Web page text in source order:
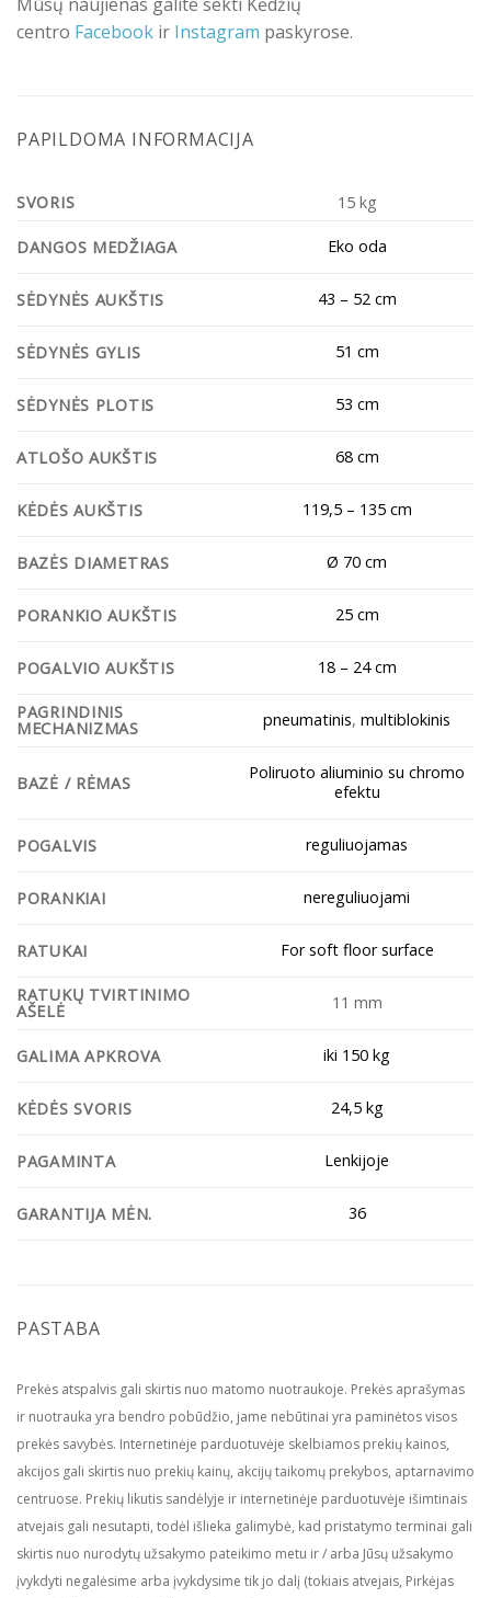
centro Facebook ir Instagram paskyrose.
PAPILDOMA INFORMACIJA
SVORIS 15 kg
DANGOS MEDŽIAGA Eko oda
SĖDYNĖS AUKŠTIS 43 – 52 cm
SĖDYNĖS GYLIS 51 cm
SĖDYNĖS PLOTIS 53 cm
ATLOŠO AUKŠTIS 68 cm
KĖDĖS AUKŠTIS 119,5 – 135 cm
BAZĖS DIAMETRAS Ø 70 cm
PORANKIO AUKŠTIS 25 cm
POGALVIO AUKŠTIS 18 – 24 cm
PAGRINDINIS
MECHANIZMAS pneumatinis,multiblokinis
BAZĖ / RĖMAS
Poliruoto aliuminio su chromo
efektu
POGALVIS reguliuojamas
PORANKIAI nereguliuojami
RATUKAI For soft floor surface
RATUKŲ TVIRTINIMO
AŠELĖ 11 mm
GALIMA APKROVA iki 150 kg
KĖDĖS SVORIS 24,5 kg
PAGAMINTA Lenkijoje
GARANTIJA MĖN. 36
PASTABA
Prekės atspalvis gali skirtis nuo matomo nuotraukoje. Prekės aprašymas
ir nuotrauka yra bendro pobūdžio, jame nebūtinai yra paminėtos visos
prekės savybės. Internetinėje parduotuvėje skelbiamos prekių kainos,
akcijos gali skirtis nuo prekių kainų, akcijų taikomų prekybos, aptarnavimo
centruose. Prekių likutis sandėlyje ir internetinėje parduotuvėje išimtinais
atvejais gali nesutapti, todėl išlieka galimybė, kad pristatymo terminai gali
skirtis nuo nurodytų užsakymo pateikimo metu ir / arba Jūsų užsakymo
įvykdyti negalėsime arba įvykdysime tik jo dalį (tokiais atvejais, Pirkėjas